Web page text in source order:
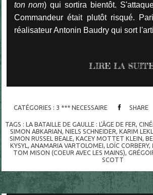
ton nom) qui sortira bientôt.
Commandeur était plutôt risqué.
réalisateur Antonin Baudry qui sort
LIRE LA
CATÉGORIES : 3 *** NECESSAIRE SHARE
TAGS :LA BATAILLE DE GAULLE : L'ÂGE DE FER ,
SIMON ABKARIAN NIELS SCHNEIDER KARIM
SIMON RUSSEL BEALE ,KACEY MOTTET KLEIN ,
KYSYL
ANAMARIA VARTOLOMEI LOÏC CORBERY,
TOM MISON (COEUR AVEC LES MAINS)
SCOTT